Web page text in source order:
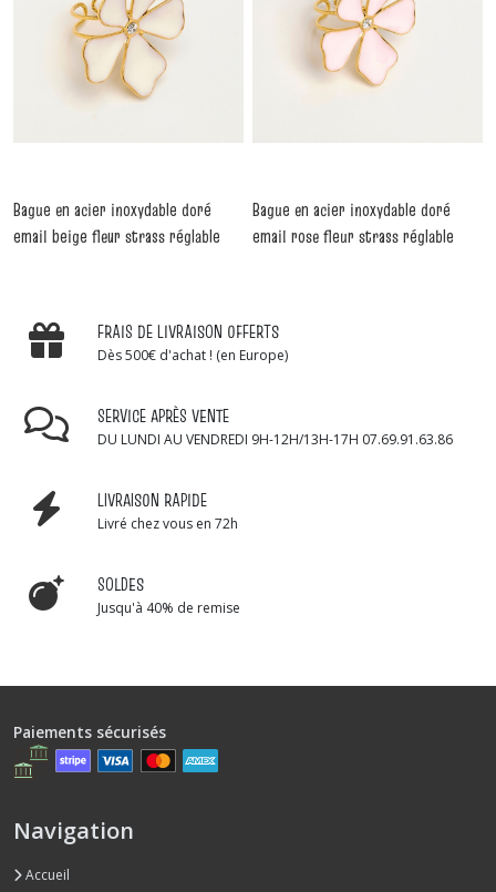
Bague en acier inoxydable doré
email beige fleur strass réglable
Bague en acier inoxydable doré
email rose fleur strass réglable
FRAIS DE LIVRAISON OFFERTS
Dès 500€ d'achat ! (en Europe)
SERVICE APRÈS VENTE
DU LUNDI AU VENDREDI 9H-12H/13H-17H 07.69.91.63.86
LIVRAISON RAPIDE
Livré chez vous en 72h
SOLDES
Jusqu'à 40% de remise
Paiements sécurisés
Navigation
Accueil